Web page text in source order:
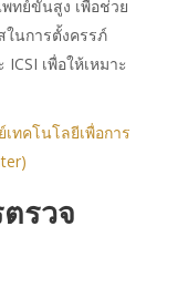
ทย์ขั้นสูง เพื่อช่วย
นการตั้งครรภ์
เพื่อให้เหมาะ
ทคโนโลยีเพื่อการ
รวจ